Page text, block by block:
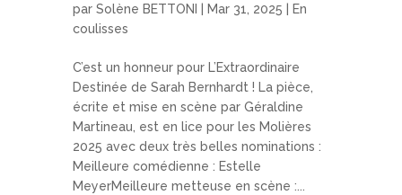
par Solène BETTONI Mar 31, 2025
En
coulisses
C’est un honneur pour L’Extraordinaire
Destinée de Sarah Bernhardt ! La pièce,
écrite et mise en scène par Géraldine
Martineau, est en lice pour les Molières
2025 avec deux très belles nominations :
Meilleure comédienne : Estelle
MeyerMeilleure metteuse en scène :...